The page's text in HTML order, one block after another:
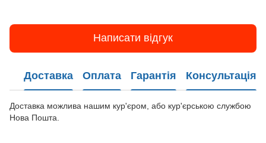
Написати відгук
Доставка Оплата Гарантія Консультація
Доставка можлива нашим кур'єром, або кур'єрською службою
Нова Пошта.